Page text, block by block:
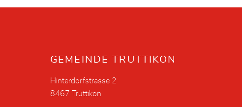
Fusszeile
GEMEINDE TRUTTIKON
Hinterdorfstrasse 2
8467 Truttikon